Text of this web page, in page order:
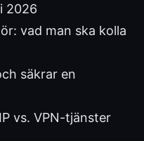
2026
vad man ska kolla
säkrar en
vs. VPN-tjänster